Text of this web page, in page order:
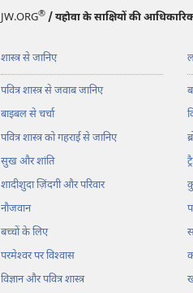
JW.ORG® / यहोवा के साक्षियों की
शास्त्र से जानिए
पवित्र शास्त्र से जवाब जानिए
बाइबल से चर्चा
पवित्र शास्त्र को गहराई से जानिए
सुख और शांति
शादीशुदा ज़िंदगी और परिवार
नौजवान
बच्चों के लिए
परमेश्‍वर पर विश्‍वास
विज्ञान और पवित्र शास्त्र